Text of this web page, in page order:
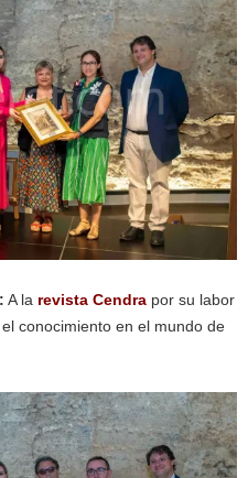
: A la revista Cendra por su labor
conocimiento en el mundo de